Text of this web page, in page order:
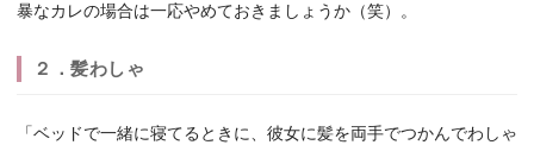
暴なカレの場合は一応やめておきましょうか（笑）。
２．髪わしゃ
「ベッドで一緒に寝てるときに、彼女に髪を両手でつかんでわしゃ